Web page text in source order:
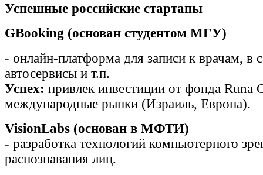
Успешные российские стартапы
GBooking (основан студентом МГУ)
- онлайн-платформа для записи к врачам, в
автосервисы и т.п.
Успех: привлек инвестиции от фонда Runa
международные рынки (Израиль, Европа).
VisionLabs (основан в МФТИ)
- разработка технологий компьютерного
распознавания лиц.